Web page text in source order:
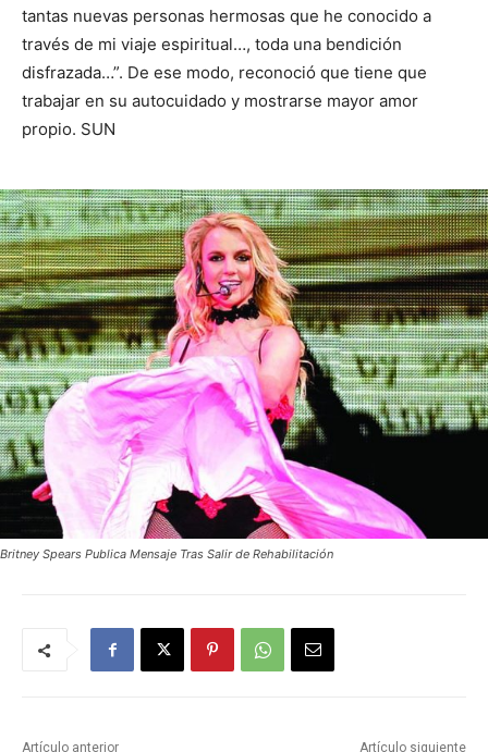
tantas nuevas personas hermosas que he conocido a
través de mi viaje espiritual…, toda una bendición
disfrazada…”. De ese modo, reconoció que tiene que
trabajar en su autocuidado y mostrarse mayor amor
propio. SUN
Britney Spears Publica Mensaje Tras Salir de Rehabilitación
Artículo anterior Artículo siguiente